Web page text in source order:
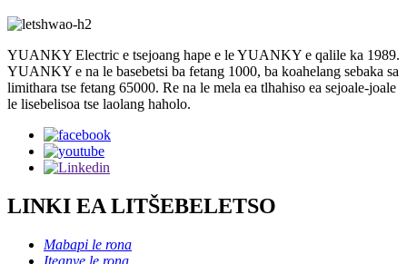
YUANKY Electric e tsejoang hape e le YUANKY e qalile ka 1989.
YUANKY e na le basebetsi ba fetang 1000, ba koahelang sebaka sa
limithara tse fetang 65000. Re na le mela ea tlhahiso ea sejoale-joale
le lisebelisoa tse laolang haholo.
LINKI EA LITŠEBELETSO
Mabapi le rona